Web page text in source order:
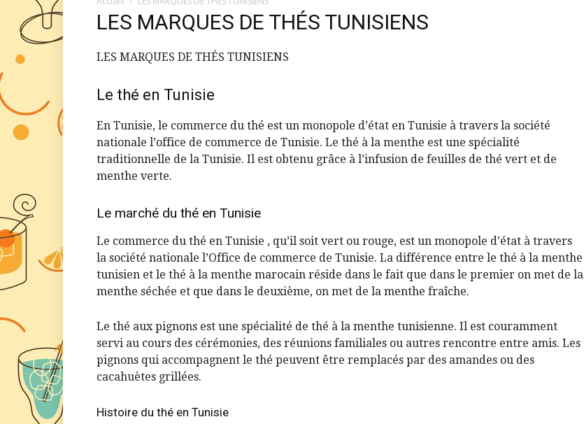
Alcool
LES MARQUES DE THÉS TUNISIENS
LES MARQUES DE THÉS TUNISIENS
Le thé en Tunisie
En Tunisie, le commerce du thé est un monopole d’état en Tunisie à travers la société
nationale l’office de commerce de Tunisie. Le thé à la menthe est une spécialité
traditionnelle de la Tunisie. Il est obtenu grâce à l’infusion de feuilles de thé vert et de
menthe verte.
Le marché du thé en Tunisie
Le commerce du thé en Tunisie , qu’il soit vert ou rouge, est un monopole d’état à travers
la société nationale l’Office de commerce de Tunisie. La différence entre le thé à la menthe
tunisien et le thé à la menthe marocain réside dans le fait que dans le premier on met de la
menthe séchée et que dans le deuxième, on met de la menthe fraîche.
Le thé aux pignons est une spécialité de thé à la menthe tunisienne. Il est couramment
servi au cours des cérémonies, des réunions familiales ou autres rencontre entre amis. Les
pignons qui accompagnent le thé peuvent être remplacés par des amandes ou des
cacahuètes grillées.
Histoire du thé en Tunisie